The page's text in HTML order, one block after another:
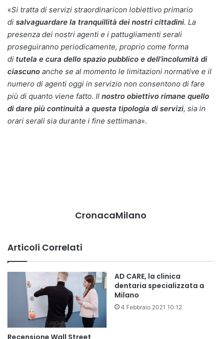
«Si tratta di servizi straordinaricon lobiettivo primario
di salvaguardare la tranquillità dei nostri cittadini. La
presenza dei nostri agenti e i pattugliamenti serali
proseguiranno periodicamente, proprio come forma
di tutela e cura dello spazio pubblico e dell’incolumità di
ciascuno anche se al momento le limitazioni normative e il
numero di agenti oggi in servizio non consentono di fare
più di quanto viene fatto. Il nostro obiettivo rimane quello
di dare più continuità a questa tipologia di servizi, sia in
orari serali sia durante i fine settimana».
CronacaMilano
Articoli Correlati
AD CARE, la clinica
dentaria specializzata a
Milano
4 Febbraio 2021 10:12